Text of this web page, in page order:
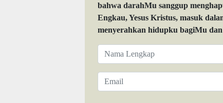
bahwa darahMu sanggup
Engkau, Yesus Kristus, masuk
menyerahkan hidupku bagiMu